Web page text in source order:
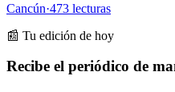
Cancún·473 lecturas
📰 Tu edición de hoy
Recibe el periódico de